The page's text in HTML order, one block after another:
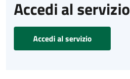
Accedi al servizio
Accedi al servizio